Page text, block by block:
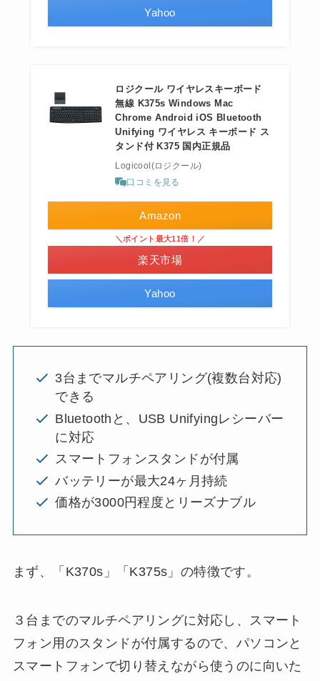
Yahoo
ロジクール ワイヤレスキーボード
無線 K375s Windows Mac
Chrome Android iOS Bluetooth
Unifying ワイヤレス キーボード ス
タンド付 K375 国内正規品
Logicool(ロジクール)
口コミを見る
Amazon
＼ポイント最大11倍！／
楽天市場
Yahoo
3台までマルチペアリング(複数台対応)
できる
Bluetoothと、USB Unifyingレシーバー
に対応
スマートフォンスタンドが付属
バッテリーが最大24ヶ月持続
価格が3000円程度とリーズナブル
まず、「K370s」「K375s」の特徴です。
３台までのマルチペアリングに対応し、スマート
フォン用のスタンドが付属するので、パソコンと
スマートフォンで切り替えながら使うのに向いた